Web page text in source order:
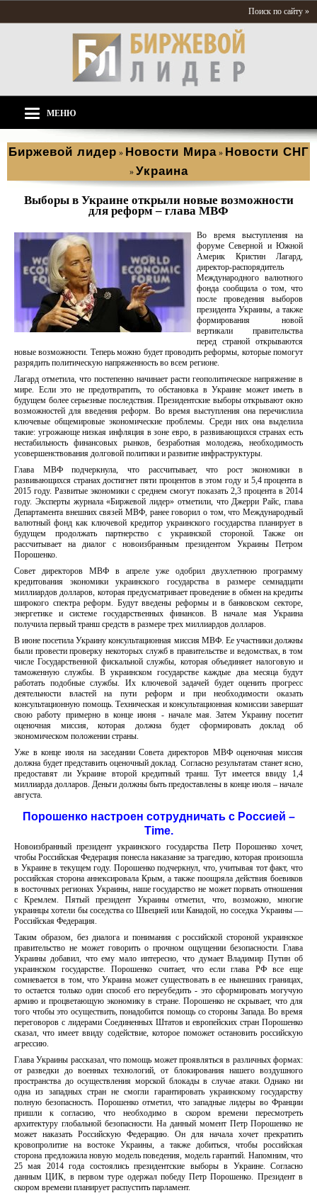
Поиск по сайту »
МЕНЮ
Биржевой лидер » Новости Мира » Новости СНГ
» Украина
Выборы в Украине открыли новые возможности
для реформ – глава МВФ
Во время выступления на
форуме Северной и Южной
Америк Кристин Лагард,
директор-распорядитель
Международного валютного
фонда сообщила о том, что
после проведения выборов
президента Украины, а также
формирования новой
вертикали правительства
перед страной открываются
новые возможности. Теперь можно будет проводить реформы, которые помогут
разрядить политическую напряженность во всем регионе.
Лагард отметила, что постепенно начинает расти геополитическое напряжение в
мире. Если это не предотвратить, то обстановка в Украине может иметь в
будущем более серьезные последствия. Президентские выборы открывают окно
возможностей для введения реформ. Во время выступления она перечислила
ключевые общемировые экономические проблемы. Среди них она выделила
такие: угрожающе низкая инфляция в зоне евро, в развивающихся странах есть
нестабильность финансовых рынков, безработная молодежь, необходимость
усовершенствования долговой политики и развитие инфраструктуры.
Глава МВФ подчеркнула, что рассчитывает, что рост экономики в
развивающихся странах достигнет пяти процентов в этом году и 5,4 процента в
2015 году. Развитые экономики с среднем смогут показать 2,3 процента в 2014
году. Эксперты журнала «Биржевой лидер» отметили, что Джерри Райс, глава
Департамента внешних связей МВФ, ранее говорил о том, что Международный
валютный фонд как ключевой кредитор украинского государства планирует в
будущем продолжать партнерство с украинской стороной. Также он
рассчитывает на диалог с новоизбранным президентом Украины Петром
Порошенко.
Совет директоров МВФ в апреле уже одобрил двухлетнюю программу
кредитования экономики украинского государства в размере семнадцати
миллиардов долларов, которая предусматривает проведение в обмен на кредиты
широкого спектра реформ. Будут введены реформы и в банковском секторе,
энергетике и системе государственных финансов. В начале мая Украина
получила первый транш средств в размере трех миллиардов долларов.
В июне посетила Украину консультационная миссия МВФ. Ее участники должны
были провести проверку некоторых служб в правительстве и ведомствах, в том
числе Государственной фискальной службы, которая объединяет налоговую и
таможенную службы. В украинском государстве каждые два месяца будут
работать подобные службы. Их ключевой задачей будет оценить прогресс
деятельности властей на пути реформ и при необходимости оказать
консультационную помощь. Техническая и консультационная комиссии завершат
свою работу примерно в конце июня - начале мая. Затем Украину посетит
оценочная миссия, которая должна будет сформировать доклад об
экономическом положении страны.
Уже в конце июля на заседании Совета директоров МВФ оценочная миссия
должна будет представить оценочный доклад. Согласно результатам станет ясно,
предоставят ли Украине второй кредитный транш. Тут имеется ввиду 1,4
миллиарда долларов. Деньги должны быть предоставлены в конце июля – начале
августа.
Порошенко настроен сотрудничать с Россией –
Time.
Новоизбранный президент украинского государства Петр Порошенко хочет,
чтобы Российская Федерация понесла наказание за трагедию, которая произошла
в Украине в текущем году. Порошенко подчеркнул, что, учитывая тот факт, что
российская сторона аннексировала Крым, а также поощряла действия боевиков
в восточных регионах Украины, наше государство не может порвать отношения
с Кремлем. Пятый президент Украины отметил, что, возможно, многие
украинцы хотели бы соседства со Швецией или Канадой, но соседка Украины —
Российская Федерация.
Таким образом, без диалога и понимания с российской стороной украинское
правительство не может говорить о прочном ощущении безопасности. Глава
Украины добавил, что ему мало интересно, что думает Владимир Путин об
украинском государстве. Порошенко считает, что если глава РФ все еще
сомневается в том, что Украина может существовать в ее нынешних границах,
то остается только один способ его переубедить - это сформировать могучую
армию и процветающую экономику в стране. Порошенко не скрывает, что для
того чтобы это осуществить, понадобится помощь со стороны Запада. Во время
переговоров с лидерами Соединенных Штатов и европейских стран Порошенко
сказал, что имеет ввиду содействие, которое поможет остановить российскую
агрессию.
Глава Украины рассказал, что помощь может проявляться в различных формах:
от разведки до военных технологий, от блокирования нашего воздушного
пространства до осуществления морской блокады в случае атаки. Однако ни
одна из западных стран не смогли гарантировать украинскому государству
полную безопасность. Порошенко отметил, что западные лидеры во Франции
пришли к согласию, что необходимо в скором времени пересмотреть
архитектуру глобальной безопасности. На данный момент Петр Порошенко не
может наказать Российскую Федерацию. Он для начала хочет прекратить
кровопролитие на востоке Украины, а также добиться, чтобы российская
сторона предложила новую модель поведения, модель гарантий. Напомним, что
25 мая 2014 года состоялись президентские выборы в Украине. Согласно
данным ЦИК, в первом туре одержал победу Петр Порошенко. Президент в
скором времени планирует распустить парламент.